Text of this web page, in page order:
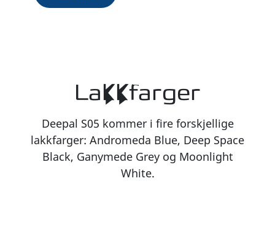
Lakkfarger
Deepal S05 kommer i fire forskjellige
lakkfarger: Andromeda Blue, Deep Space
Black, Ganymede Grey og Moonlight
White.